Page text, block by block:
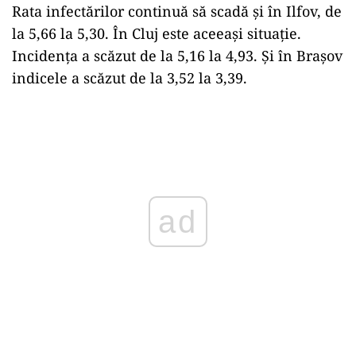
Rata infectărilor continuă să scadă și în Ilfov, de
la 5,66 la 5,30. În Cluj este aceeași situație.
Incidența a scăzut de la 5,16 la 4,93. Și în Brașov
indicele a scăzut de la 3,52 la 3,39.
ad